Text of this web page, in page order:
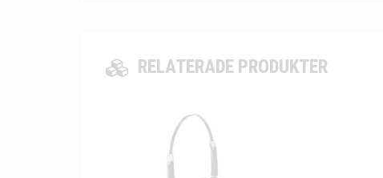
RELATERADE PRODUKTER